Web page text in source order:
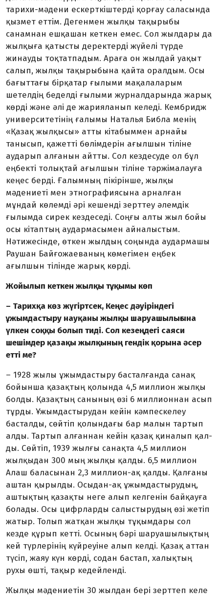
тарихи-мәдени ескерткіштерді қорғау саласында
қызмет еттім. Дегенмен жылқы тақы­рыбы
санамнан ешқашан кеткен емес. Сол жылдары да
жылқыға қатысты деректерді жүйелі түрде
жинауды тоқтат­падым. Араға он жылдай уақыт
салып, жылқы тақырыбына қайта оралдым. Осы
бағыттағы бірқатар ғылыми мақалаларым
шетелдің беделді ғылыми журналдарында жарық
көрді және әлі де жария­ланып келеді. Кембридж
универ­ситетінің ғалымы Наталья Библа менің
«Қазақ жылқысы» атты кітабыммен арнайы
таны­сып, қажетті бөлімдерін ағылшын тіліне
аударып алғанын айтты. Сол кездесуде ол бұл
еңбекті тол­ықтай ағылшын тіліне тәржіма­лауға
кеңес берді. Ғалымның пікірінше, жылқы
мәдениеті мен этнографиясына арналған
мұндай көлемді әрі кешенді зерттеу әлемдік
ғылымда сирек кездеседі. Соңғы алты жыл бойы
осы кітап­тың аудармасымен айналыстым.
Нәтижесінде, өткен жылдың соңында аудармашы
Раушан Байғожаеваның көмегімен еңбек
ағылшын тілінде жарық көрді.
Жойылып кеткен жылқы тұқымы көп
– Тарихқа көз жүгіртсек, Кеңес дәуіріндегі
ұжымдастыру науқаны жылқы шаруашылығына
үлкен соққы болып тиді. Сол кезеңдегі саяси
шешімдер қазақы жылқының гендік қорына әсер
етті ме?
– 1928 жылы ұжымдастыру басталғанда санақ
бойынша қазақ­тың қолында 4,5 миллион жылқы
болды. Қазақтың санының өзі 6 миллионнан асып
тұрды. Ұжымдастырудан кейін кәмпес­келеу
басталды, сөйтіп қолындағы бар малын тартып
алды. Тартып алғаннан кейін қазақ қиналып қал­
ды. Сөйтіп, 1939 жылғы санақ­та 4,5 миллион
жылқыдан 300 мың жылқы қалды. 6,5 миллион
Алаш баласынан 2,3 миллион-ақ қалды. Қалғаны
аштан қырылды. Осыдан-ақ ұжымдастырудың,
аштықтың қазақты неге алып келгенін байқауға
болады. Осы цифрларды салыстырудың өзі жетіп
жатыр. Толып жатқан жыл­қы тұқымдары сол
кезде құрып кетті. Осының бәрі шаруашы­лықтың
кей түрлерінің күйреуіне алып келді. Қазақ аттан
түсіп, жаяу күн көрді, содан бастап, халықтың
рухы өшті, тақыр кедейленді.
Жылқы мәдениетін 30 жылдан бері зерттеп келе